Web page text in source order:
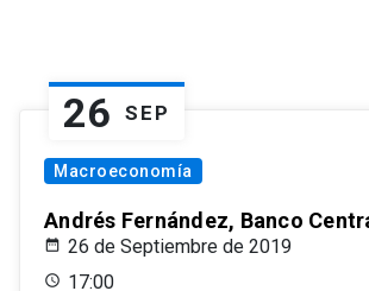
26 SEP
Macroeconomía
Andrés Fernández, Banco
26 de Septiembre de 2019
17:00